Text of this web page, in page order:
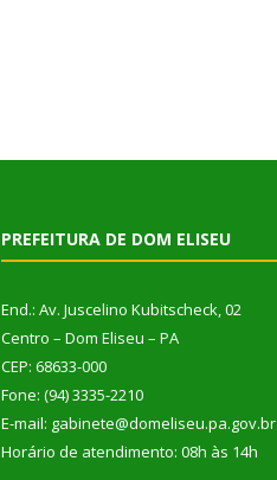
PREFEITURA DE DOM ELISEU
End.: Av. Juscelino Kubitscheck, 02
Centro – Dom Eliseu – PA
CEP: 68633-000
Fone: (94) 3335-2210
E-mail: gabinete@domeliseu.pa.gov.br
Horário de atendimento: 08h às 14h